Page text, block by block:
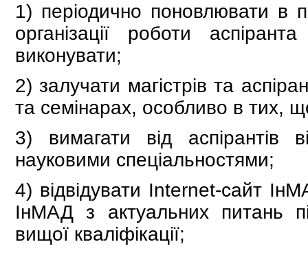
1) періодично поновлювати в
організації роботи
виконувати;
2) залучати магістрів та
та семінарах, особливо в тих,
3) вимагати від аспірантів
науковими спеціальностями;
4) відвідувати Internet-сайт
ІнМАД з актуальних питань
вищої кваліфікації;